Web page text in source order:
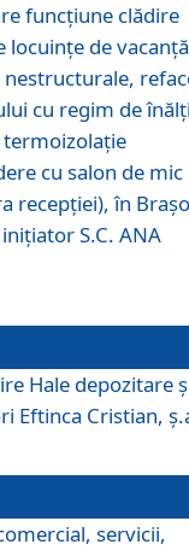
funcţiune clădire
locuinţe de
cu regim de
cu salon de mic
recepţiei), în
S.C. ANA
Hale depozitare
Eftinca Cristian,
servicii,